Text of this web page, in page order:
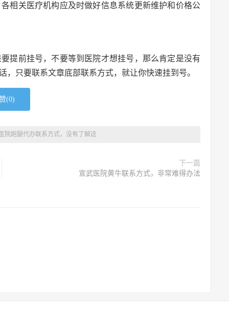
相关医疗机构应及时做好信息系统更新维护和价格公
提前挂号，不要等到医院才想挂号，那么肯定是没有
只要联系文章底部联系方式，就让你快速挂到号。
(0)
院跑腿代办联系方式，没有了解这
下一篇
宣武医院黄牛联系方式，非常难得办法